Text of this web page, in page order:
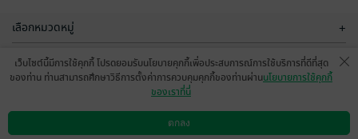
เพิ่มเติม ม.4
ผศ. ดร.สุนทรีย์ ปาล
ทำอย่างไร ที่จะ
รศ.ดร.นาตยา ปิลัน
เลือกหมวดหมู่ +
บริการช่วยเหลือ +
ดาวน์โหลดแอป วิธีการใช้งาน ติดต่อเรา
เว็บไซต์นี้มีการใช้คุกกี้ โปรดยอมรับนโยบายคุกกี้เพื่อประสบการณ์การใช้บริการที่ดีที่สุด
ของท่าน ท่านสามารถศึกษาวิธีการตั้งค่าการควบคุมคุกกี้ของท่านผ่านนโยบายการใช้คุกกี้
ของเราที่นี่
ตกลง